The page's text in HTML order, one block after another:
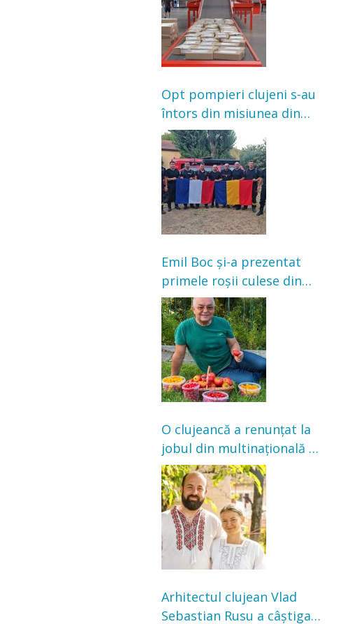
Opt pompieri clujeni s-au
întors din misiunea din
Franța. Au intervenit la
incendii de vegetație și
pădure
Emil Boc și-a prezentat
primele roșii culese din
grădină: „Niciun magazin
nu poate oferi această
satisfacție”
O clujeancă a renunțat la
jobul din multinațională și
s-a mutat la țară. Acum
cultivă legume în grădina
bunicilor
Arhitectul clujean Vlad
Sebastian Rusu a câștigat